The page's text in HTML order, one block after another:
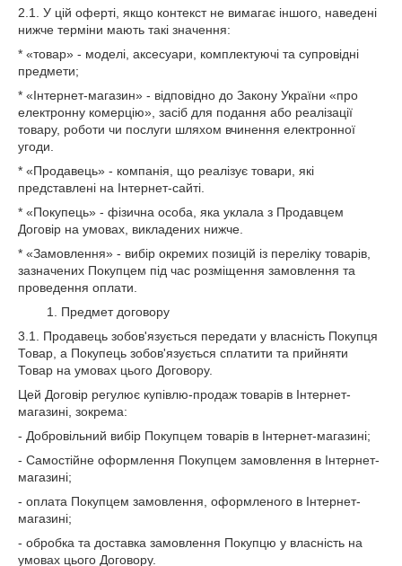
2.1. У цій оферті, якщо контекст не вимагає іншого, наведені
нижче терміни мають такі значення:
* «товар» - моделі, аксесуари, комплектуючі та супровідні
предмети;
* «Інтернет-магазин» - відповідно до Закону України «про
електронну комерцію», засіб для подання або реалізації
товару, роботи чи послуги шляхом вчинення електронної
угоди.
* «Продавець» - компанія, що реалізує товари, які
представлені на Інтернет-сайті.
* «Покупець» - фізична особа, яка уклала з Продавцем
Договір на умовах, викладених нижче.
* «Замовлення» - вибір окремих позицій із переліку товарів,
зазначених Покупцем під час розміщення замовлення та
проведення оплати.
1. Предмет договору
3.1. Продавець зобов'язується передати у власність Покупця
Товар, а Покупець зобов'язується сплатити та прийняти
Товар на умовах цього Договору.
Цей Договір регулює купівлю-продаж товарів в Інтернет-
магазині, зокрема:
- Добровільний вибір Покупцем товарів в Інтернет-магазині;
- Самостійне оформлення Покупцем замовлення в Інтернет-
магазині;
- оплата Покупцем замовлення, оформленого в Інтернет-
магазині;
- обробка та доставка замовлення Покупцю у власність на
умовах цього Договору.